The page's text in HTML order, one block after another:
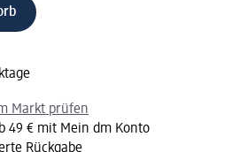
Markt prüfen
49 € mit Mein dm Konto
Rückgabe